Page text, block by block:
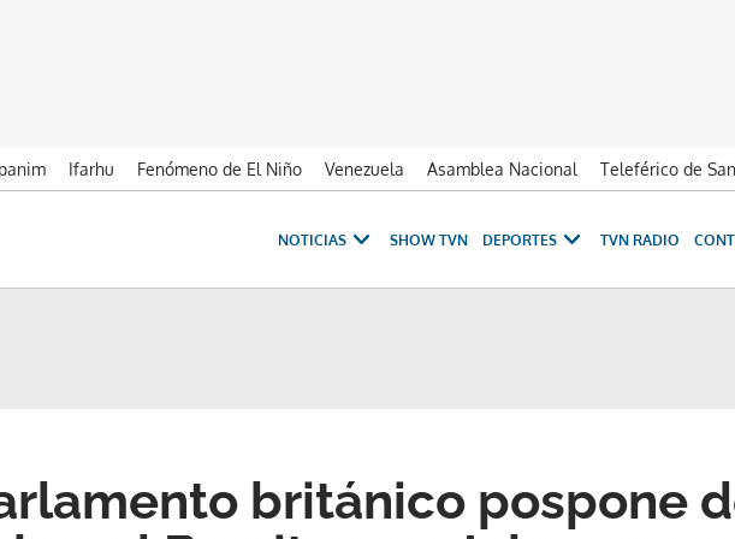
Ifarhu Fenómeno de El Niño Venezuela Asamblea Nacional Teleférico de
NOTICIAS SHOW TVN DEPORTES TVN RADIO
británico pospone